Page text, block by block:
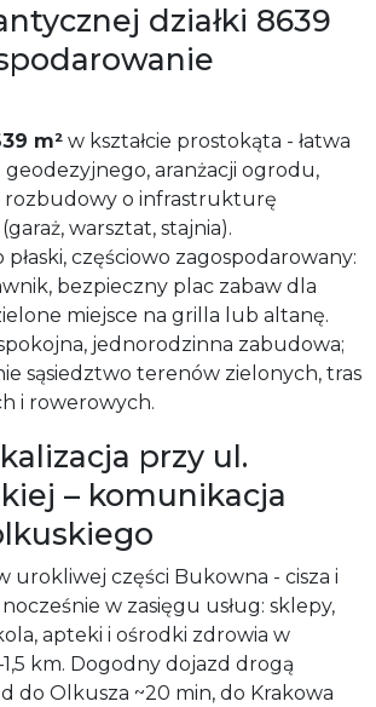
działki 8639
m² w kształcie prostokąta - łatwa
geodezyjnego, aranżacji ogrodu,
o infrastrukturę
warsztat, stajnia).
częściowo zagospodarowany:
bezpieczny plac zabaw dla
miejsce na grilla lub altanę.
jednorodzinna zabudowa;
sąsiedztwo terenów zielonych, tras
i rowerowych.
przy ul.
– komunikacja
urokliwej części Bukowna - cisza i
w zasięgu usług: sklepy,
apteki i ośrodki zdrowia w
km. Dogodny dojazd drogą
do Olkusza ~20 min, do Krakowa